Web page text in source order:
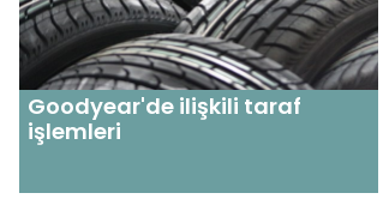
Goodyear'de ilişkili taraf
işlemleri